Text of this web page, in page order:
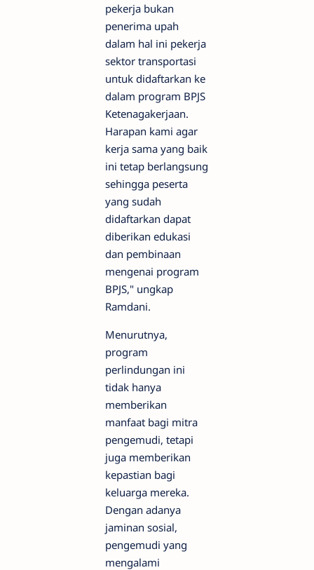
pekerja bukan
penerima upah
dalam hal ini pekerja
sektor transportasi
untuk didaftarkan ke
dalam program BPJS
Ketenagakerjaan.
Harapan kami agar
kerja sama yang baik
ini tetap berlangsung
sehingga peserta
yang sudah
didaftarkan dapat
diberikan edukasi
dan pembinaan
mengenai program
BPJS," ungkap
Ramdani.
Menurutnya,
program
perlindungan ini
tidak hanya
memberikan
manfaat bagi mitra
pengemudi, tetapi
juga memberikan
kepastian bagi
keluarga mereka.
Dengan adanya
jaminan sosial,
pengemudi yang
mengalami